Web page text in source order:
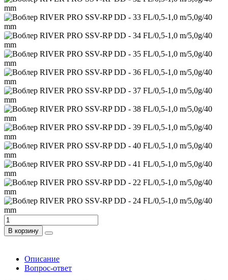
В корзину
Описание
Вопрос-ответ